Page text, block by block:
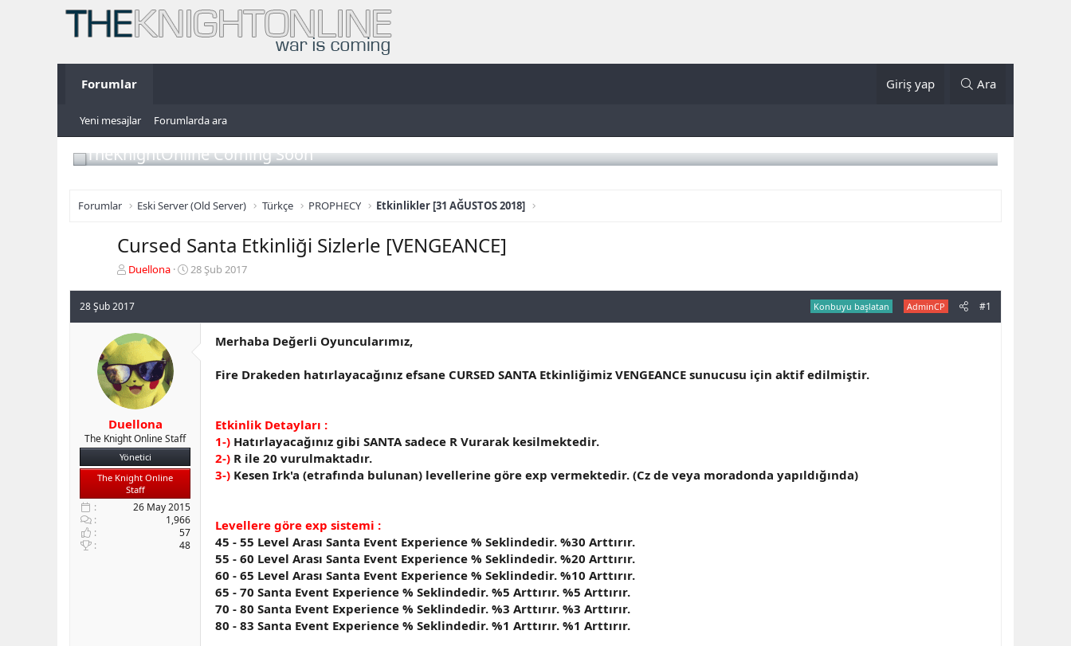
Forumlar Giriş yap Ara
Yeni mesajlar Forumlarda ara
TheKnightOnline Coming Soon
Forumlar Eski Server (Old Server) Türkçe PROPHECY Etkinlikler [31 AĞUSTOS 2018]
Cursed Santa Etkinliği Sizlerle [VENGEANCE]
K
b
u
y
u
b
a
ş
l
a
t
a
n
Duellona
B
a
i
28 Şub 2017
28 Şub 2017 Konbuyu başlatan AdminCP #1
Duellona
The Knight Online Staff
Yönetici
The Knight Online
Staff
26 May 2015
1,966
57
48
Merhaba Değerli Oyuncularımız,
Fire Drakeden hatırlayacağınız efsane CURSED SANTA Etkinliğimiz VENGEANCE sunucusu için aktif edilmiştir.
Etkinlik Detayları :
1-) Hatırlayacağınız gibi SANTA sadece R Vurarak kesilmektedir.
2-) R ile 20 vurulmaktadır.
3-) Kesen Irk'a (etrafında bulunan) levellerine göre exp vermektedir. (Cz de veya moradonda yapıldığında)
Levellere göre exp sistemi :
45 - 55 Level Arası Santa Event Experience % Seklindedir. %30 Arttırır.
55 - 60 Level Arası Santa Event Experience % Seklindedir. %20 Arttırır.
60 - 65 Level Arası Santa Event Experience % Seklindedir. %10 Arttırır.
65 - 70 Santa Event Experience % Seklindedir. %5 Arttırır. %5 Arttırır.
70 - 80 Santa Event Experience % Seklindedir. %3 Arttırır. %3 Arttırır.
80 - 83 Santa Event Experience % Seklindedir. %1 Arttırır. %1 Arttırır.